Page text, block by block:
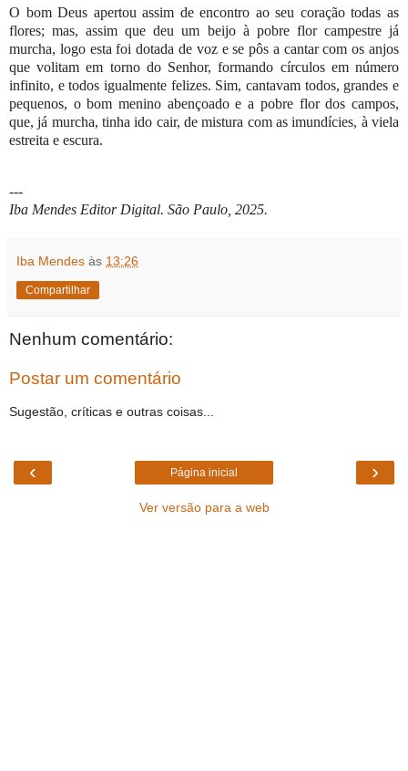
O bom Deus apertou assim de encontro ao seu coração todas as
flores; mas, assim que deu um beijo à pobre flor campestre já
murcha, logo esta foi dotada de voz e se pôs a cantar com os anjos
que volitam em torno do Senhor, formando círculos em número
infinito, e todos igualmente felizes. Sim, cantavam todos, grandes e
pequenos, o bom menino abençoado e a pobre flor dos campos,
que, já murcha, tinha ido cair, de mistura com as imundícies, à viela
estreita e escura.
---
Iba Mendes Editor Digital. São Paulo, 2025.
Iba Mendes às 13:26
Compartilhar
Nenhum comentário:
Postar um comentário
Sugestão, críticas e outras coisas...
‹ ›
Página inicial
Ver versão para a web